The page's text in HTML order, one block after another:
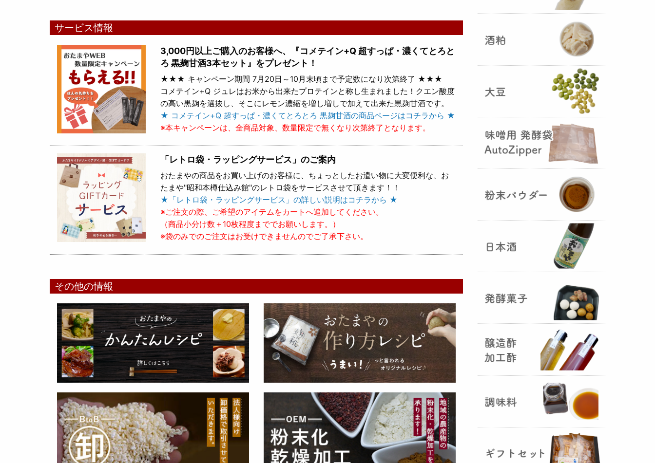
サービス情報
3,000円以上ご購入のお客様へ、『コメテイン+Q 超すっぱ・濃くてとろと
ろ 黒麹甘酒3本セット』をプレゼント！
★★★ キャンペーン期間 7月20日～10月末頃まで予定数になり次第終了 ★★★
コメテイン+Q ジュレはお米から出来たプロテインと称し生まれました！クエン酸度
の高い黒麹を選抜し、そこにレモン濃縮を増し増しで加えて出来た黒麹甘酒です。
★ コメテイン+Q 超すっぱ・濃くてとろとろ 黒麹甘酒の商品ページはコチラから ★
※本キャンペーンは、全商品対象、数量限定で無くなり次第終了となります。
「レトロ袋・ラッピングサービス」のご案内
おたまやの商品をお買い上げのお客様に、ちょっとしたお遣い物に大変便利な、お
たまや"昭和本樽仕込み館"のレトロ袋をサービスさせて頂きます！！
★「レトロ袋・ラッピングサービス」の詳しい説明はコチラから ★
※ご注文の際、ご希望のアイテムをカートへ追加してください。
（商品小分け数＋10枚程度まででお願いします。）
※袋のみでのご注文はお受けできませんのでご了承下さい。
その他の情報
おたまやジャン 辛味噌発売！
5つの素材だけで出来た辛味
おたまやジャ
』が登場しました！そのままで
も、薬味や調味料を足しても利用
できます。
（2025年02月
国産（熊本産）の大麦に白麹菌を
つけて丁寧に培養して『大麦白
』が完成しました！大麦麹から
の旨みと、白麹から生成される天
然のクエン酸（酸味）が良き製品
を創出してくれることです。塩麹
作りや米麹や大麦麹とブレンドし
ての味噌作りなど、次の食のステ
ージに・・・
R6年 クロ黒麹が出来ました
♪（2025年01月15日）